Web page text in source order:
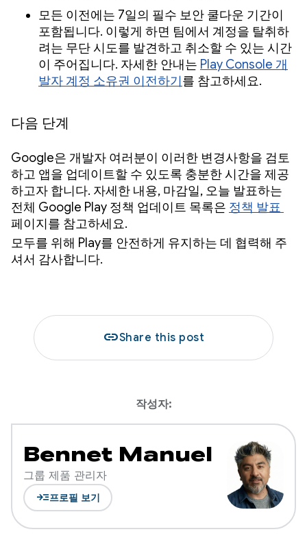
모든 이전에는 7일의 필수 보안 쿨다운 기간이
포함됩니다. 이렇게 하면 팀에서 계정을 탈취하
려는 무단 시도를 발견하고 취소할 수 있는 시간
이 주어집니다. 자세한 안내는 Play Console 개
발자 계정 소유권 이전하기를 참고하세요.
다음 단계
Google은 개발자 여러분이 이러한 변경사항을 검토
하고 앱을 업데이트할 수 있도록 충분한 시간을 제공
하고자 합니다. 자세한 내용, 마감일, 오늘 발표하는
전체 Google Play 정책 업데이트 목록은 정책 발표
페이지를 참고하세요.
모두를 위해 Play를 안전하게 유지하는 데 협력해 주
셔서 감사합니다.
linkShare this post
작성자:
Bennet Manuel
그룹 제품 관리자
read_more프로필 보기